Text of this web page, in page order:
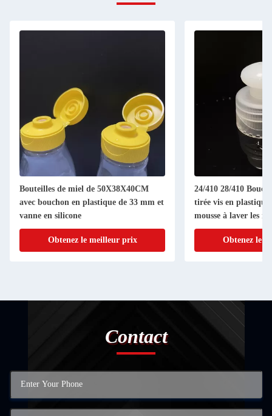
Bouteilles de miel de 50X38X40CM
avec bouchon en plastique de 33 mm et
vanne en silicone
Obtenez le meilleur prix
24/410 28/410
tirée vis en
mousse à laver les
Obtenez le
Contact